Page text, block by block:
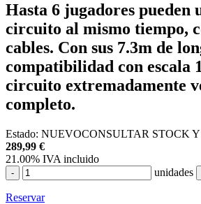
Hasta 6 jugadores pueden
circuito al mismo tiempo,
cables. Con sus 7.3m de
compatibilidad con escala
circuito extremadamente
completo.
Estado: NUEVOCONSULTAR STOCK Y
289,99 €
21.00% IVA incluido
- unidades
Reservar